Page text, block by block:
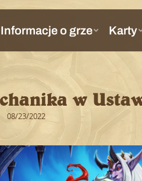
w
08/23/2022